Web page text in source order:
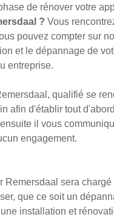
de rénover votre
? Vous
pouvez compter sur
et le dépannage de
entreprise.
qualifié se
afin d'établir tout
il vous
engagement.
Remersdaal sera
que ce soit un
installation et